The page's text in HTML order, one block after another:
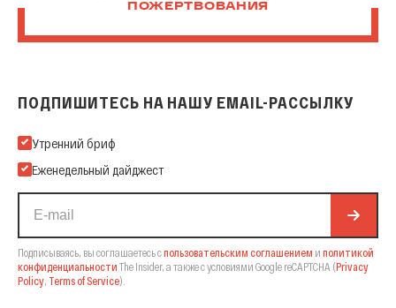
ПОЖЕРТВОВАНИЯ
ПОДПИШИТЕСЬ НА НАШУ EMAIL-РАССЫЛКУ
Подпишитесь на нашу Email-рассылку
Утренний бриф
Еженедельный дайджест
Подписываясь, вы соглашаетесь спользовательским соглашением и политикой
конфиденциальности The Insider, а также с условиями Google reCAPTCHA (Privacy
Policy Terms of Service).